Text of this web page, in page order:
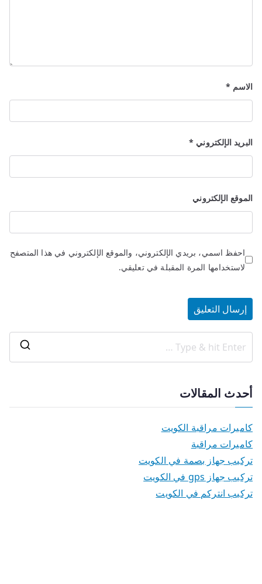
الاسم *
البريد الإلكتروني *
الموقع الإلكتروني
احفظ اسمي، بريدي الإلكتروني، والموقع الإلكتروني في هذا المتصفح
لاستخدامها المرة المقبلة في تعليقي.
أحدث المقالات
كاميرات مراقبة الكويت
كاميرات مراقبة
تركيب جهاز بصمة في الكويت
تركيب جهاز gps في الكويت
تركيب انتركم في الكويت